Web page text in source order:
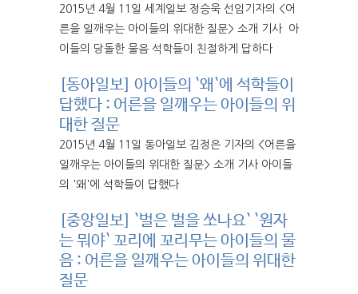
2015년 4월 11일 세계일보 정승욱 선임기자의 <어
른을 일깨우는 아이들의 위대한 질문> 소개 기사 아
이들의 당돌한 물음 석학들이 친절하게 답하다
[동아일보] 아이들의 `왜`에 석학들이
답했다 : 어른을 일깨우는 아이들의 위
대한 질문
2015년 4월 11일 동아일보 김정은 기자의 <어른을
일깨우는 아이들의 위대한 질문> 소개 기사 아이들
의 '왜'에 석학들이 답했다
[중앙일보] `벌은 벌을 쏘나요` `원자
는 뭐야` 꼬리에 꼬리무는 아이들의 물
음 : 어른을 일깨우는 아이들의 위대한
질문